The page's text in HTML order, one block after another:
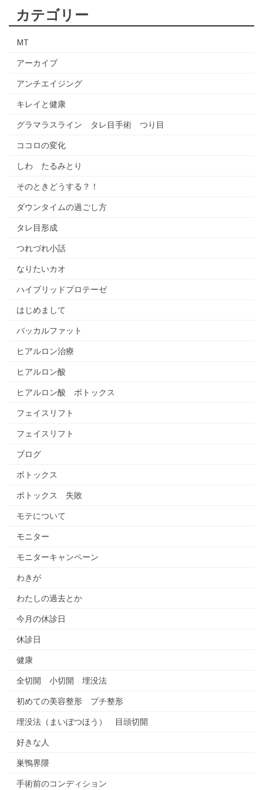
カテゴリー
MT
アーカイブ
アンチエイジング
キレイと健康
グラマラスライン タレ目手術 つり目
ココロの変化
しわ たるみとり
そのときどうする？！
ダウンタイムの過ごし方
タレ目形成
つれづれ小話
なりたいカオ
ハイブリッドプロテーゼ
はじめまして
バッカルファット
ヒアルロン治療
ヒアルロン酸
ヒアルロン酸 ボトックス
フェイスリフト
フェイスリフト
ブログ
ボトックス
ボトックス 失敗
モテについて
モニター
モニターキャンペーン
わきが
わたしの過去とか
今月の休診日
休診日
健康
全切開 小切開 埋没法
初めての美容整形 プチ整形
埋没法（まいぼつほう） 目頭切開
好きな人
巣鴨界隈
手術前のコンディション